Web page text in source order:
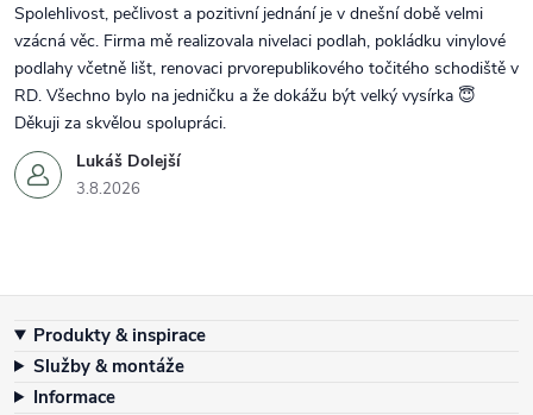
Lukáš Dolejší
3.8.2026
Spolehlivost, pečlivost a pozitivní jednání je v dnešní době velmi
vzácná věc. Firma mě realizovala nivelaci podlah, pokládku vinylové
podlahy včetně lišt, renovaci prvorepublikového točitého schodiště v
RD. Všechno bylo na jedničku a že dokážu být velký vysírka 😇
Děkuji za skvělou spolupráci.
Produkty & inspirace
Služby & montáže
Informace